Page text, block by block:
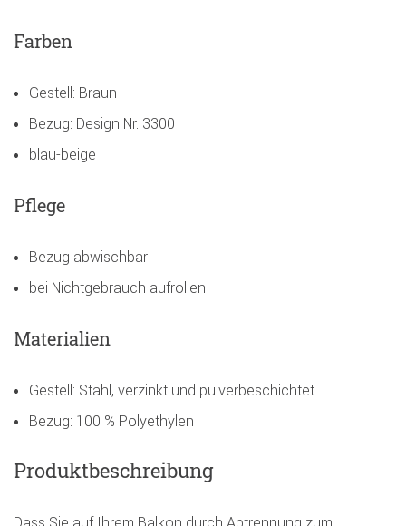
Farben
Gestell: Braun
Bezug: Design Nr. 3300
blau-beige
Pflege
Bezug abwischbar
bei Nichtgebrauch aufrollen
Materialien
Gestell: Stahl, verzinkt und pulverbeschichtet
Bezug: 100 % Polyethylen
Produktbeschreibung
Dass Sie auf Ihrem Balkon durch Abtrennung zum